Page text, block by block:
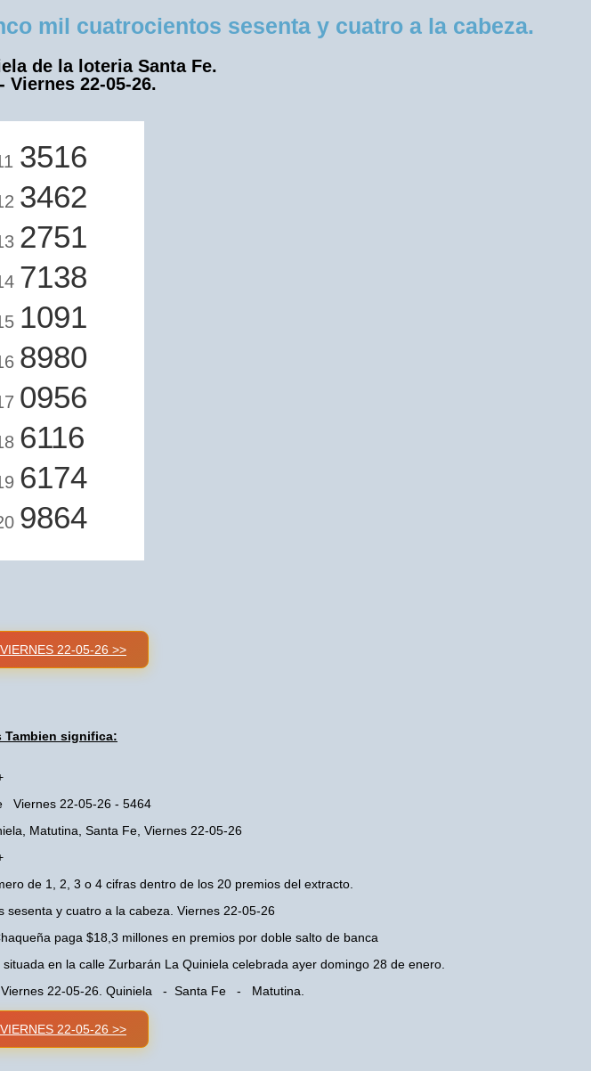
mil cuatrocientos sesenta y cuatro a la cabeza.
de la loteria Santa Fe.
Viernes 22-05-26.
3516
3462
2751
7138
1091
8980
0956
6116
6174
9864
22-05-26 >>
Tambien significa:
22-05-26 - 5464
Matutina, Santa Fe, Viernes 22-05-26
de 1, 2, 3 o 4 cifras dentro de los 20 premios del extracto.
y cuatro a la cabeza. Viernes 22-05-26
paga $18,3 millones en premios por doble salto de banca
en la calle Zurbarán La Quiniela celebrada ayer domingo 28 de enero.
22-05-26. Quiniela - Santa Fe - Matutina.
22-05-26 >>